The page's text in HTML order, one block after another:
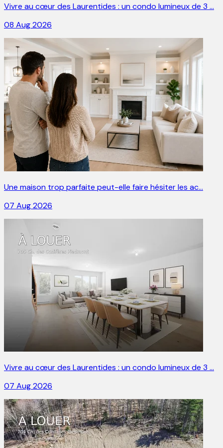
Vivre au cœur des Laurentides : un condo lumineux de 3 …
08 Aug 2026
Une maison trop parfaite peut-elle faire hésiter les ac…
07 Aug 2026
Vivre au cœur des Laurentides : un condo lumineux de 3 …
07 Aug 2026